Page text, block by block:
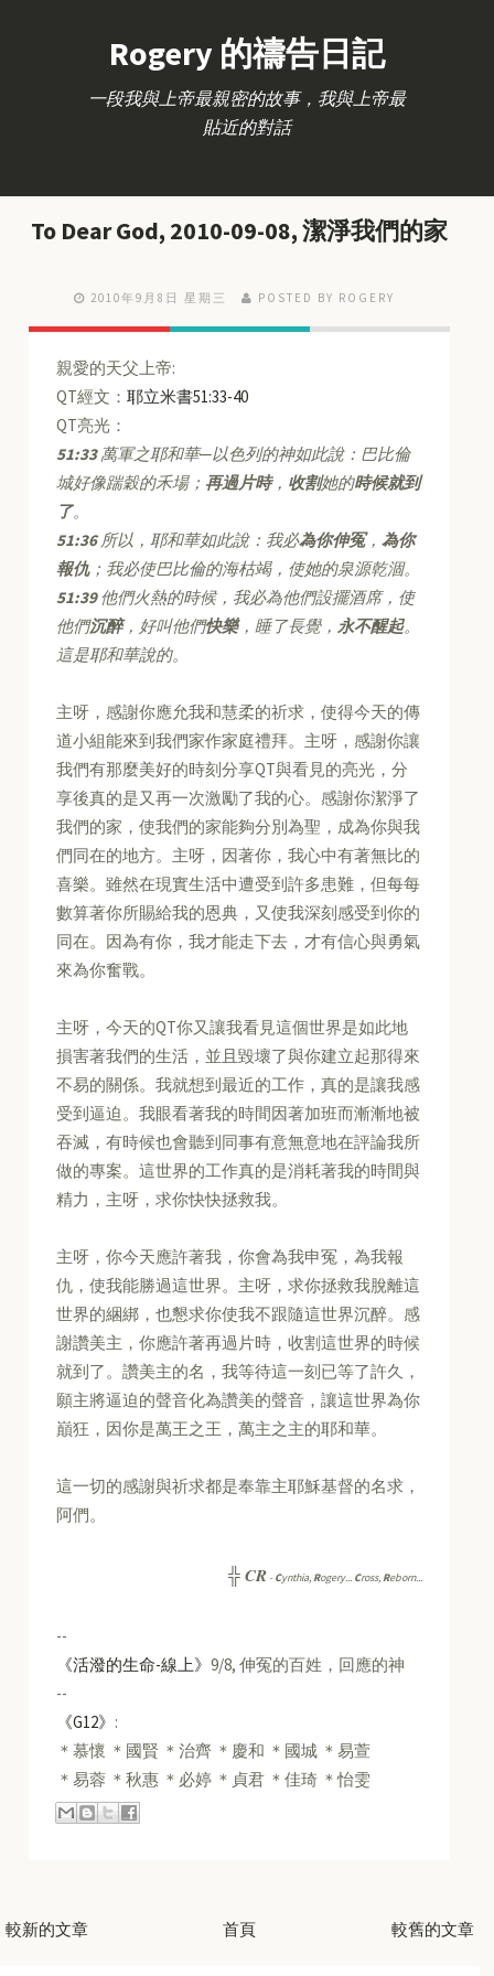
Rogery 的禱告日記
一段我與上帝最親密的故事，我與上帝最
貼近的對話
To Dear God, 2010-09-08, 潔淨我們的家
2010年9月8日 星期三 POSTED BY ROGERY
親愛的天父上帝:
QT經文：耶立米書51:33-40
QT亮光：
51:33萬軍之耶和華─以色列的神如此說：巴比倫
城好像踹穀的禾場； 再過片時， 收割她的時候就到
了。
51:36所以，耶和華如此說：我必為你伸冤，為你
報仇；我必使巴比倫的海枯竭，使她的泉源乾涸。
51:39他們火熱的時候，我必為他們設擺酒席，使
他們沉醉，好叫他們快樂，睡了長覺， 永不醒起。
這是耶和華說的。
主呀，感謝你應允我和慧柔的祈求，使得今天的傳
道小組能來到我們家作家庭禮拜。主呀，感謝你讓
我們有那麼美好的時刻分享QT與看見的亮光，分
享後真的是又再一次激勵了我的心。感謝你潔淨了
我們的家，使我們的家能夠分別為聖，成為你與我
們同在的地方。主呀，因著你，我心中有著無比的
喜樂。雖然在現實生活中遭受到許多患難，但每每
數算著你所賜給我的恩典，又使我深刻感受到你的
同在。因為有你，我才能走下去，才有信心與勇氣
來為你奮戰。
主呀，今天的QT你又讓我看見這個世界是如此地
損害著我們的生活，並且毀壞了與你建立起那得來
不易的關係。我就想到最近的工作，真的是讓我感
受到逼迫。我眼看著我的時間因著加班而漸漸地被
吞滅，有時候也會聽到同事有意無意地在評論我所
做的專案。這世界的工作真的是消耗著我的時間與
精力，主呀，求你快快拯救我。
主呀，你今天應許著我，你會為我申冤，為我報
仇，使我能勝過這世界。主呀，求你拯救我脫離這
世界的綑綁，也懇求你使我不跟隨這世界沉醉。感
謝讚美主，你應許著再過片時，收割這世界的時候
就到了。讚美主的名，我等待這一刻已等了許久，
願主將逼迫的聲音化為讚美的聲音，讓這世界為你
巔狂，因你是萬王之王，萬主之主的耶和華。
這一切的感謝與祈求都是奉靠主耶穌基督的名求，
阿們。
╬CR -Cynthia, Rogery... Cross, Reborn...
--
《活潑的生命-線上》9/8, 伸冤的百姓，回應的神
--
《G12》 :
＊慕懷 ＊國賢 ＊治齊 ＊慶和 ＊國城 ＊易萱
＊易蓉 ＊秋惠 ＊必婷 ＊貞君 ＊佳琦 ＊怡雯
較新的文章 較舊的文章
首頁